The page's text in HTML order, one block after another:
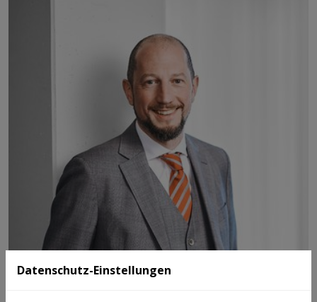
Datenschutz-Einstellungen